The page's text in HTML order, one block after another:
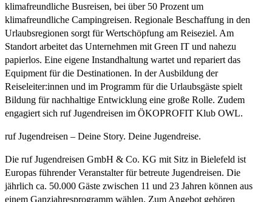
klimafreundliche Busreisen, bei über 50 Prozent um
klimafreundliche Campingreisen. Regionale Beschaffung in den
Urlaubsregionen sorgt für Wertschöpfung am Reiseziel. Am
Standort arbeitet das Unternehmen mit Green IT und nahezu
papierlos. Eine eigene Instandhaltung wartet und repariert das
Equipment für die Destinationen. In der Ausbildung der
Reiseleiter:innen und im Programm für die Urlaubsgäste spielt
Bildung für nachhaltige Entwicklung eine große Rolle. Zudem
engagiert sich ruf Jugendreisen im ÖKOPROFIT Klub OWL.
ruf Jugendreisen – Deine Story. Deine Jugendreise.
Die ruf Jugendreisen GmbH & Co. KG mit Sitz in Bielefeld ist
Europas führender Veranstalter für betreute Jugendreisen. Die
jährlich ca. 50.000 Gäste zwischen 11 und 23 Jahren können aus
einem Ganzjahresprogramm wählen. Zum Angebot gehören